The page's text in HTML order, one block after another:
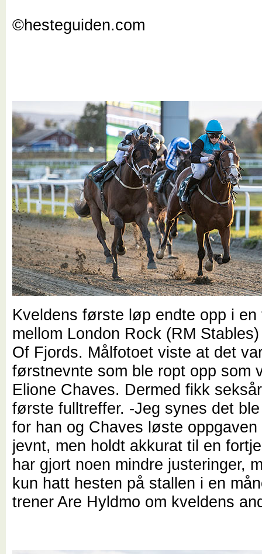
©hesteguiden.com
Kveldens første løp endte opp i
mellom London Rock (RM
Of Fjords. Målfotoet viste at det
førstnevnte som ble ropt opp som
Elione Chaves. Dermed fikk
første fulltreffer. -Jeg synes det
for han og Chaves løste
jevnt, men holdt akkurat til en
har gjort noen mindre justeringer,
kun hatt hesten på stallen i en
trener Are Hyldmo om kveldens